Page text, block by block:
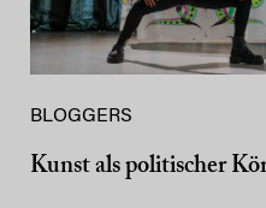
BLOGGERS
Kunst als politischer